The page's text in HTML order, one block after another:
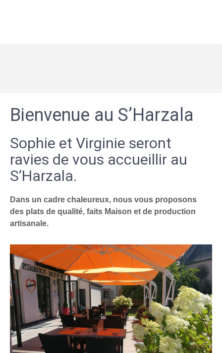
Bienvenue au S’Harzala
Sophie et Virginie seront
ravies de vous accueillir au
S’Harzala.
Dans un cadre chaleureux, nous vous proposons
des plats de qualité, faits Maison et de production
artisanale.